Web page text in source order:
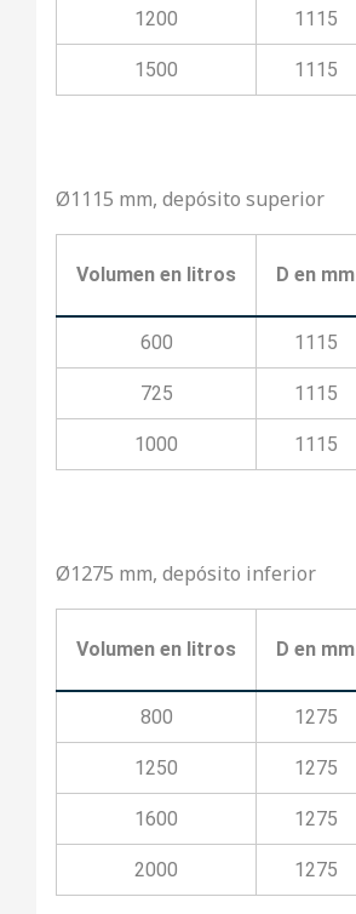
1200 1115
1500 1115
Ø1115 mm, depósito superior
Volumen en litros D en mm
600 1115
725 1115
1000 1115
Ø1275 mm, depósito inferior
Volumen en litros D en mm
800 1275
1250 1275
1600 1275
2000 1275